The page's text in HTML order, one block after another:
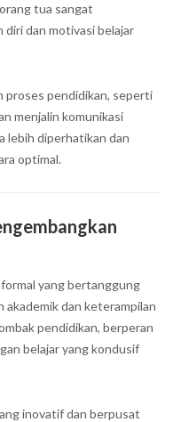
tua sangat
dan motivasi belajar
proses pendidikan, seperti
menjalin komunikasi
lebih diperhatikan dan
optimal.
yang bertanggung
akademik dan keterampilan
pendidikan, berperan
belajar yang kondusif
inovatif dan berpusat